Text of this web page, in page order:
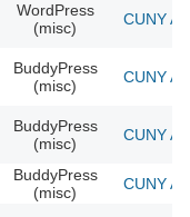
WordPress
(misc)
CUNY
BuddyPress
(misc)
CUNY
BuddyPress
(misc)
CUNY
BuddyPress
(misc)
CUNY